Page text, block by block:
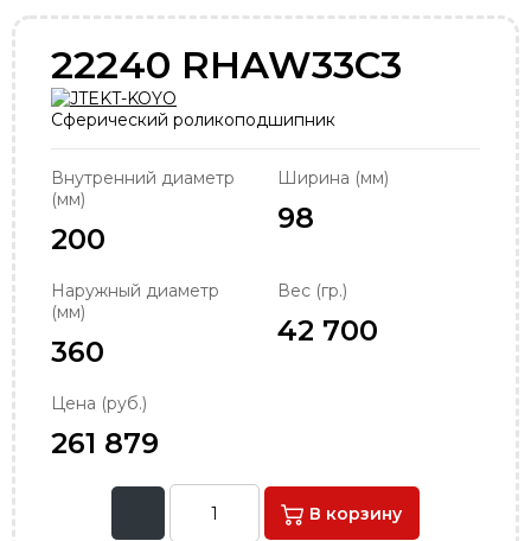
+7 (831) 215-14-27
order@podshipnik-nn.ru
22240 RHAW33C3
Сферический роликоподшипник
Внутренний диаметр
(мм)
200
Ширина (мм)
98
Наружный диаметр
(мм)
360
Вес (гр.)
42 700
Цена (руб.)
261 879
В корзину